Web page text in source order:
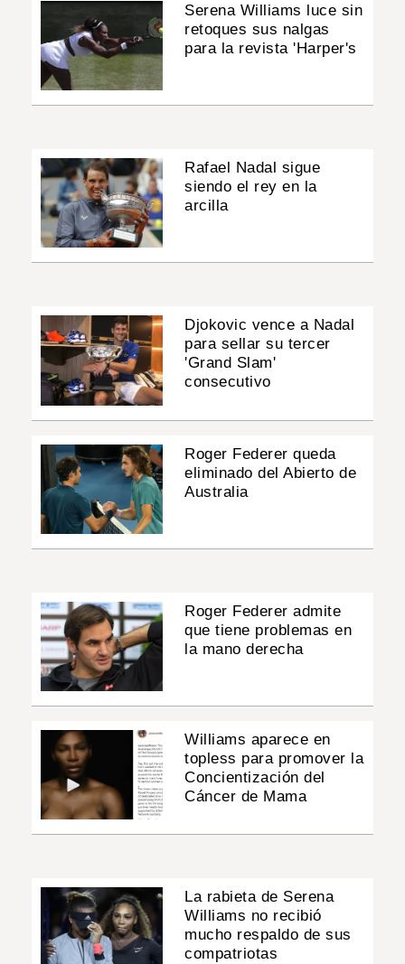
Serena Williams luce sin
retoques sus nalgas
para la revista 'Harper's
Rafael Nadal sigue
siendo el rey en la
arcilla
Djokovic vence a Nadal
para sellar su tercer
'Grand Slam'
consecutivo
Roger Federer queda
eliminado del Abierto de
Australia
Roger Federer admite
que tiene problemas en
la mano derecha
Williams aparece en
topless para promover la
Concientización del
Cáncer de Mama
La rabieta de Serena
Williams no recibió
mucho respaldo de sus
compatriotas